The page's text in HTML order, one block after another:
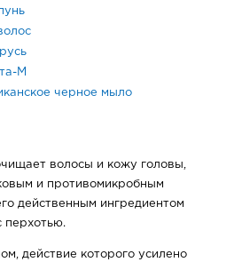
М
черное мыло
волосы и кожу головы,
и противомикробным
действенным ингредиентом
перхотью.
действие которого усилено